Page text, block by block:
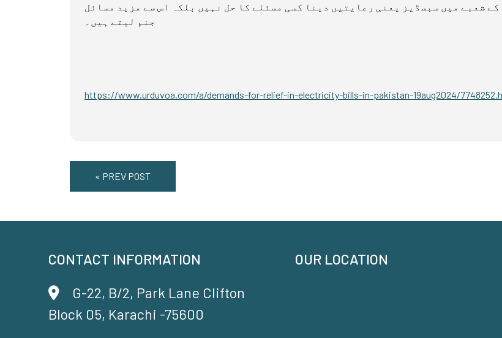
شعبے میں سبسڈیز یعنی رعایتیں دینا کسی مسئلے کا حل نہیں بلکہ اس سے مزید مسائل
جنم لیتے ہیں۔
https://www.urduvoa.com/a/demands-for-relief-in-electricity-bills-in-pakistan-19aug2024/
« PREV POST
CONTACT INFORMATION
G-22, B/2, Park Lane Clifton
Block 05, Karachi -75600
OUR LOCATION